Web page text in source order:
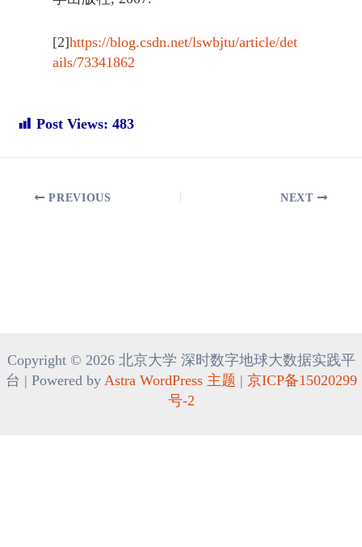
[2]https://blog.csdn.net/lswbjtu/article/det
ails/73341862
Post Views: 483
Post PREVIOUS NEXT
Copyright © 2026 北京大学 深时数字地球大数据实践平
台 | Powered by Astra WordPress 主题 | 京ICP备15020299
号-2